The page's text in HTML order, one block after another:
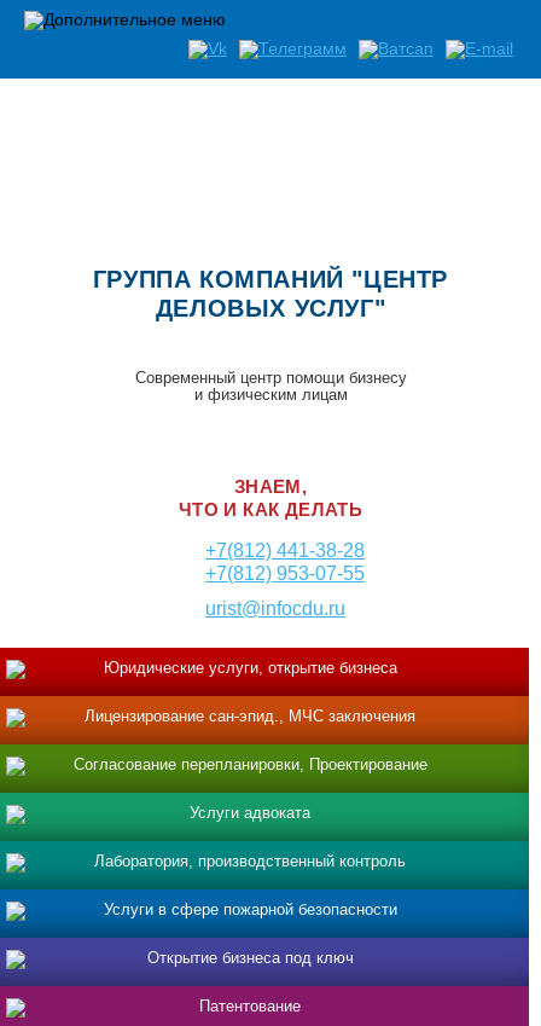
ГРУППА КОМПАНИЙ "ЦЕНТР
ДЕЛОВЫХ УСЛУГ"
Современный центр помощи бизнесу
и физическим лицам
ЗНАЕМ,
ЧТО И КАК ДЕЛАТЬ
+7(812) 441-38-28
+7(812) 953-07-55
urist@infocdu.ru
Юридические услуги, открытие бизнеса
Лицензирование сан-эпид., МЧС заключения
Согласование перепланировки, Проектирование
Услуги адвоката
Лаборатория, производственный контроль
Услуги в сфере пожарной безопасности
Открытие бизнеса под ключ
Патентование